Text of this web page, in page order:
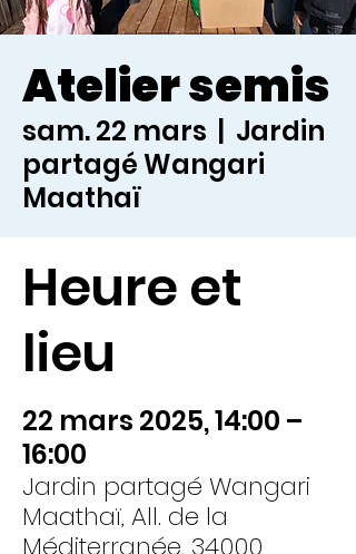
Atelier semis
sam. 22 mars
  |
Jardin
partagé Wangari
Maathaï
Heure et
lieu
22 mars 2025, 14:00 –
16:00
Jardin partagé Wangari
Maathaï, All. de la
Méditerranée, 34000